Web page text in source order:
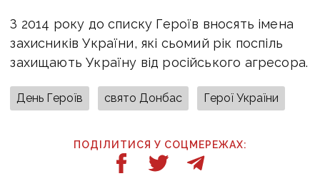
З 2014 року до списку Героїв вносять імена
захисників України, які сьомий рік поспіль
захищають Україну від російського агресора.
День Героїв свято Донбас Герої України
ПОДІЛИТИСЯ У СОЦМЕРЕЖАХ: